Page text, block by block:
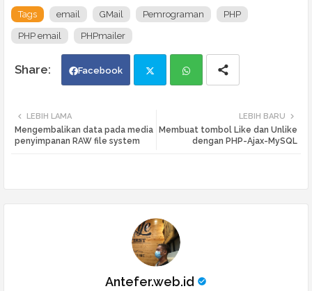
Tags email GMail Pemrograman PHP
PHP email PHPmailer
Facebook
tte ats
LEBIH BARU
Membuat tombol Like dan Unlike
dengan PHP-Ajax-MySQL
LEBIH LAMA
Mengembalikan data pada media
penyimpanan RAW file system
Antefer.web.id